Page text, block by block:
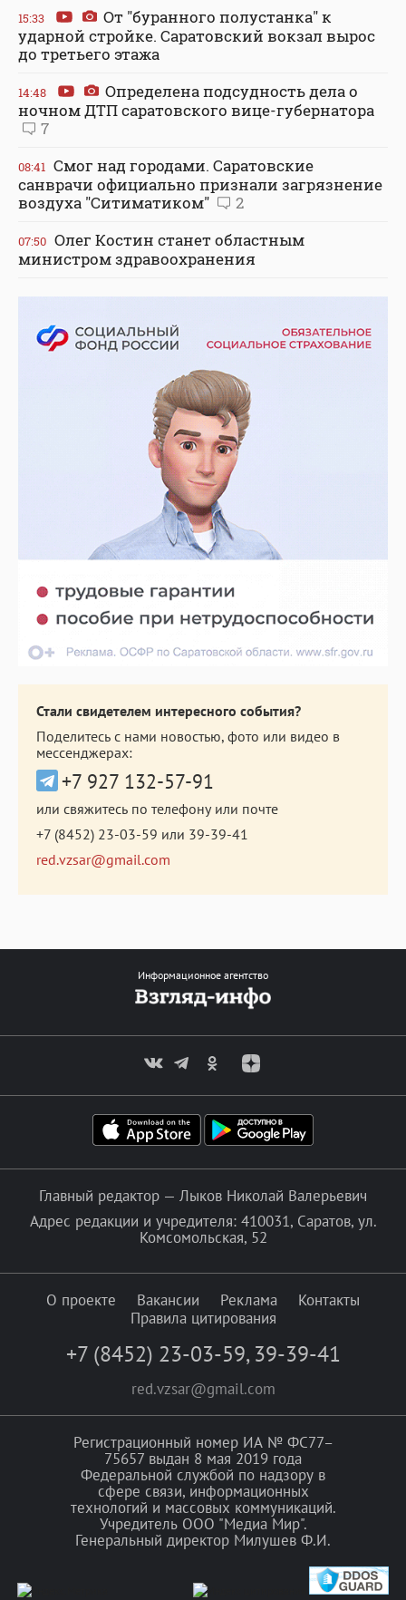
15:33
От "буранного полустанка" к
ударной стройке. Саратовский вокзал вырос
до третьего этажа
14:48
Определена подсудность дела о
ночном ДТП саратовского вице-губернатора
7
08:41 Смог над городами. Саратовские
санврачи официально признали загрязнение
воздуха "Ситиматиком"
2
07:50 Олег Костин станет областным
министром здравоохранения
Стали свидетелем интересного события?
Поделитесь с нами новостью, фото или видео в
мессенджерах:
+7 927 132-57-91
или свяжитесь по телефону или почте
+7 (8452) 23-03-59 или 39-39-41
red.vzsar@gmail.com
Информационное агентство
Главный редактор — Лыков Николай Валерьевич
Адрес редакции и учредителя: 410031, Саратов, ул.
Комсомольская, 52
О проекте Вакансии Реклама
Контакты
Правила цитирования
+7 (8452) 23-03-59, 39-39-41
red.vzsar@gmail.com
Регистрационный номер ИА № ФС77–
75657 выдан 8 мая 2019 года
Федеральной службой по надзору в
сфере связи, информационных
технологий и массовых коммуникаций.
Учредитель ООО "Медиа Мир".
Генеральный директор Милушев Ф.И.